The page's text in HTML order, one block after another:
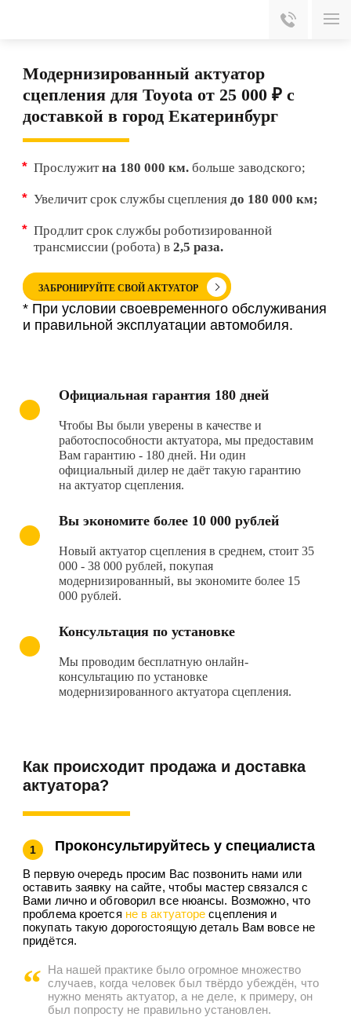
Модернизированный актуатор
сцепления для Toyota от 25 000 ₽ с
доставкой в город Екатеринбург
Прослужитна 180 000 км. больше заводского;
Увеличит срок службы сцепления до 180 000 км;
Продлит срок службы роботизированной
трансмиссии (робота) в 2,5 раза.
ЗАБРОНИРУЙТЕ СВОЙ АКТУАТОР
* При условии своевременного обслуживания
и правильной эксплуатации автомобиля.
Официальная гарантия 180 дней
Чтобы Вы были уверены в качестве и
работоспособности актуатора, мы предоставим
Вам гарантию - 180 дней. Ни один
официальный дилер не даёт такую гарантию
на актуатор сцепления.
Вы экономите более 10 000 рублей
Новый актуатор сцепления в среднем, стоит 35
000 - 38 000 рублей, покупая
модернизированный, вы экономите более 15
000 рублей.
Консультация по установке
Мы проводим бесплатную онлайн-
консультацию по установке
модернизированного актуатора сцепления.
Как происходит продажа и доставка
актуатора?
1 Проконсультируйтесь у специалиста
В первую очередь просим Вас позвонить нами или
оставить заявку на сайте, чтобы мастер связался с
Вами лично и обговорил все нюансы. Возможно, что
проблема кроется не в актуаторе сцепления и
покупать такую дорогостоящую деталь Вам вовсе не
придётся.
На нашей практике было огромное множество
случаев, когда человек был твёрдо убеждён, что
нужно менять актуатор, а не деле, к примеру, он
был попросту не правильно установлен.